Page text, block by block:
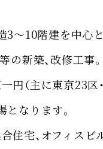
3～10階建を中心
の新築、改修工事。
円（主に東京23区
となります。
住宅、オフィスビ